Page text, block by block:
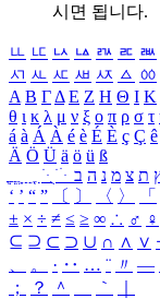
시면 됩니다.
ㅥ ㅦ ㅧ ㅨ ㅩ ㅪ ㅫ
ㅺ ㅻ ㅼ ㅽ ㅾ ㅿ ㆀ
Α Β ΓΔ Ε Ζ Η Θ Ι Κ
θ ι κ λ μ ν ξ ο π ρ σ τ
á à Á À é è É È ç Ç ê
Ä Ö Ü ä ö ü ß
ִֶֹ ֻּ ׁׂ ת צ מ נ ה ב
‘ ’ “ ” 〔 〕 〈 〉 「
± × ÷ ≠ ≤ ≥ ∞ ∴ ♂ ♀
⊆ ⊇ ⊂ ⊃ ∪ ∩ ∧ ∨
、
。 · ‥ … ¨ 〃 ―
；
？ ＾ ｀